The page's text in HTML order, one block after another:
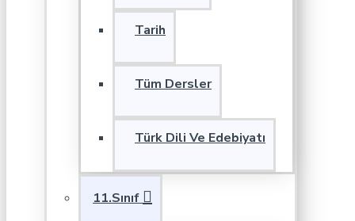
Tarih
Tüm Dersler
Türk Dili Ve Edebiyatı
11.Sınıf